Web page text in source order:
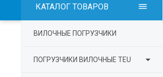
КАТАЛОГ ТОВАРОВ
ВИЛОЧНЫЕ ПОГРУЗЧИКИ
ПОГРУЗЧИКИ ВИЛОЧНЫЕ TEU 